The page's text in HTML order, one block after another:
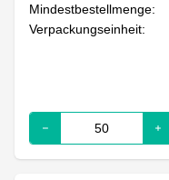
Mindestbestellmenge:
Verpackungseinheit: